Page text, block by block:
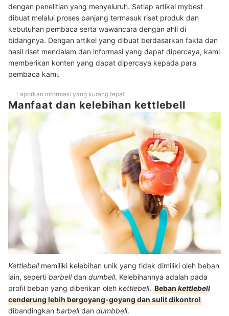
Baca juga rekomendasi peralatan olahraga lainnya di sini
dengan penelitian yang menyeluruh. Setiap artikel mybest
dibuat melalui proses panjang termasuk riset produk dan
kebutuhan pembaca serta wawancara dengan ahli di
bidangnya. Dengan artikel yang dibuat berdasarkan fakta dan
hasil riset mendalam dan informasi yang dapat dipercaya, kami
memberikan konten yang dapat dipercaya kepada para
pembaca kami.
Laporkan informasi yang kurang tepat
Manfaat dan kelebihan kettlebell
Kettlebellmemiliki kelebihan unik yang tidak dimiliki oleh beban
lain, seperti barbelldan dumbell. Kelebihannya adalah pada
profil beban yang diberikan oleh kettlebell. Bebankettlebell
cenderung lebih bergoyang-goyang dan sulit dikontrol
dibandingkan barbelldan dumbbell.